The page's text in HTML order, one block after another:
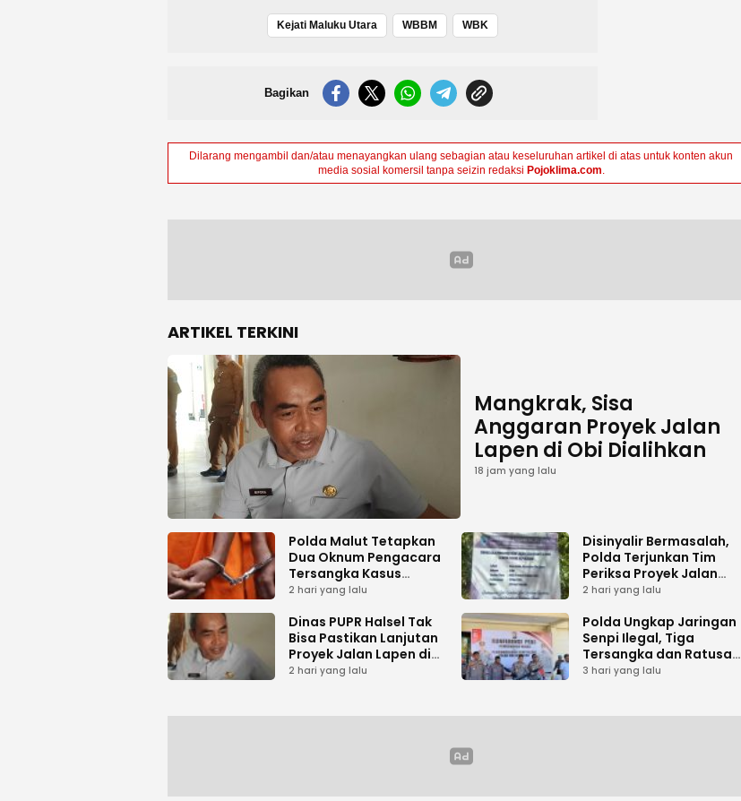
Kejati Maluku Utara WBBM WBK
Bagikan
Dilarang mengambil dan/atau menayangkan ulang sebagian atau keseluruhan artikel di atas untuk konten akun
media sosial komersil tanpa seizin redaksi Pojoklima.com
ARTIKEL TERKINI
Mangkrak, Sisa
Anggaran Proyek Jalan
Lapen di Obi Dialihkan
18 jam yang lalu
Polda Malut Tetapkan
Dua Oknum Pengacara
Tersangka Kasus
Pemalsuan Dokumen
2 hari yang lalu
Disinyalir Bermasalah,
Polda Terjunkan Tim
Periksa Proyek Jalan
Tani di Galala
2 hari yang lalu
Dinas PUPR Halsel Tak
Bisa Pastikan Lanjutan
Proyek Jalan Lapen di
Desa Sambiki
2 hari yang lalu
Polda Ungkap Jaringan
Senpi Ilegal, Tiga
Tersangka dan Ratusan
Amunisi Diamankan
3 hari yang lalu